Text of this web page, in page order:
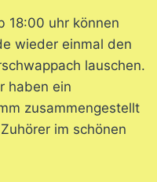
18:00 uhr können
wieder einmal den
lauschen.
haben ein
zusammengestellt
im schönen